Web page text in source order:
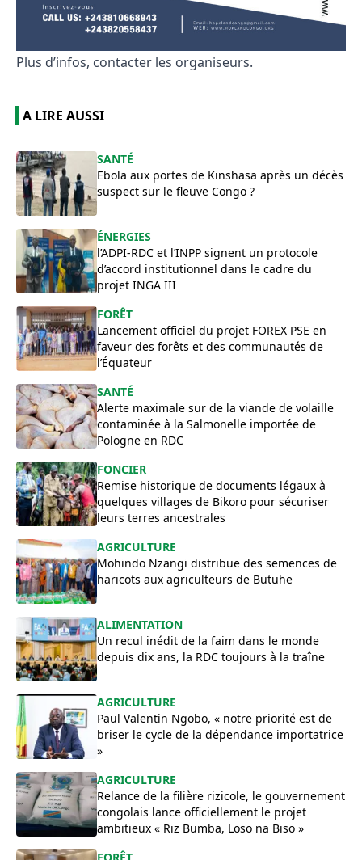
Plus d’infos, contacter les organiseurs.
A LIRE AUSSI
SANTÉ
Ebola aux portes de Kinshasa après un décès
suspect sur le fleuve Congo ?
ÉNERGIES
l’ADPI-RDC et l’INPP signent un protocole
d’accord institutionnel dans le cadre du
projet INGA III
FORÊT
Lancement officiel du projet FOREX PSE en
faveur des forêts et des communautés de
l’Équateur
SANTÉ
Alerte maximale sur de la viande de volaille
contaminée à la Salmonelle importée de
Pologne en RDC
FONCIER
Remise historique de documents légaux à
quelques villages de Bikoro pour sécuriser
leurs terres ancestrales
AGRICULTURE
Mohindo Nzangi distribue des semences de
haricots aux agriculteurs de Butuhe
ALIMENTATION
Un recul inédit de la faim dans le monde
depuis dix ans, la RDC toujours à la traîne
AGRICULTURE
Paul Valentin Ngobo, « notre priorité est de
briser le cycle de la dépendance importatrice
»
AGRICULTURE
Relance de la filière rizicole, le gouvernement
congolais lance officiellement le projet
ambitieux « Riz Bumba, Loso na Biso »